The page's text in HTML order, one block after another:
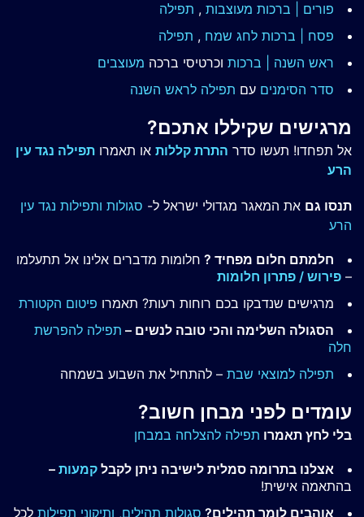
פורים | ברכות מעוצבות , תפילה
פסח | ברכות לחג שמח , תפילה
ראש השנה | ברכות וכרטיסי ברכה מעוצבים
סדר הסימנים עם תפילה לראש השנה
מרגישים שקיללו אתכם?
אל תפחדו! תעשו סדר התרת קללות או תאמרו תפילה נגד עין
הרע
תנסו גם את המאגר מגדולי ישראל ל- סגולות ותפילות נגד עין
הרע
חלמתם חלום מפחיד ? חלומות מדברים אלינו אל תתעלמו
– פירוש / פתרון חלומות
מרגישים שנדבקו בכם רוחות רעות? תאמרו פיטום הקטורת
הסגולה השלימה והכי טובה לנשים – תפילה להפרשת
חלה
תפילה למוצאי שבת – להתחיל את השבוע בשמחה
עומדים לפני מבחן חשוב?
בלי לחץ תאמרו תפילה להצלחה במבחן
אצלנו בתרומה סמלית לישיבה ניתן לקבל קמעות –
בהתאמה אישית!
אוהבים לומר תהילים? סגולות תהילים, ותיקוני תפילות לכל